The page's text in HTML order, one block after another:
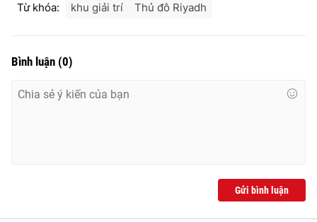
Từ khóa: khu giải trí Thủ đô Riyadh
Bình luận (0)
Gửi bình luận